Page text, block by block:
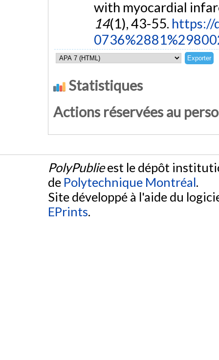
with myocardial
14(1), 43-55. https://
Statistiques
Actions réservées au
PolyPublieest le dépôt
de Polytechnique Montréal.
Site développé à l'aide du
EPrints.